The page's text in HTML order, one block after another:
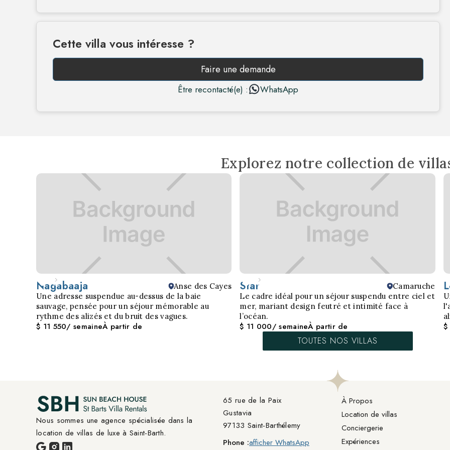
Cette villa vous intéresse ?
Faire une demande
Être recontacté(e) : WhatsApp
Explorez notre collection de
Nagabaaja
Anse des Cayes
Une adresse suspendue au-dessus de la baie
sauvage, pensée pour un séjour mémorable au
rythme des alizés et du bruit des vagues.
$ 11 550/ semaineÀ partir de
Star
Camaruche
Le cadre idéal pour un séjour suspendu entre ciel et
mer, mariant design feutré et intimité face à
l’océan.
$ 11 000/ semaineÀ partir de
TOUTES NOS VILLAS
Nous sommes une agence spécialisée dans la
location de villas de luxe à Saint-Barth.
65 rue de la Paix
Gustavia
97133 Saint-Barthélemy
Phone :afficher WhatsApp
À Propos
Location de villas
Conciergerie
Expériences